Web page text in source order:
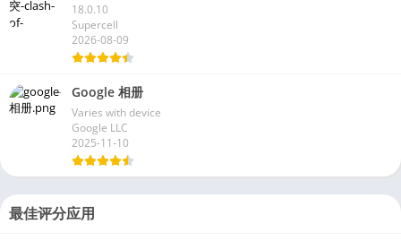
18.0.10
Supercell
2026-08-09
Google 相册
Varies with device
Google LLC
2025-11-10
最佳评分应用